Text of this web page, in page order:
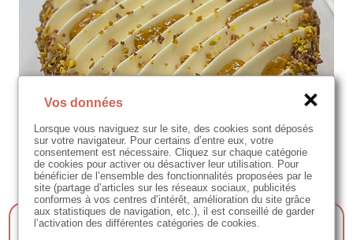
Tarte pistache & fleur
Vos données
Lorsque vous naviguez sur le site, des cookies sont déposés
sur votre navigateur. Pour certains d’entre eux, votre
consentement est nécessaire. Cliquez sur chaque catégorie
de cookies pour activer ou désactiver leur utilisation. Pour
bénéficier de l’ensemble des fonctionnalités proposées par le
site (partage d’articles sur les réseaux sociaux, publicités
conformes à vos centres d’intérêt, amélioration du site grâce
aux statistiques de navigation, etc.), il est conseillé de garder
l’activation des différentes catégories de cookies.